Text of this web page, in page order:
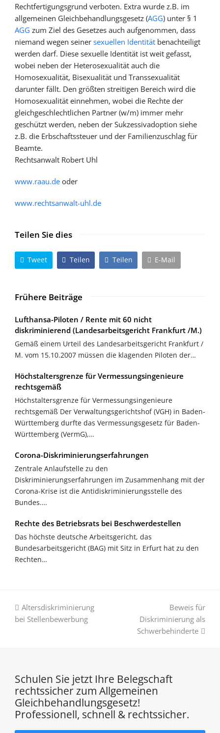
Rechtfertigungsgrund verboten. Extra wurde z.B. im
allgemeinen Gleichbehandlungsgesetz (AGG) unter § 1
AGG zum Ziel des Gesetzes auch aufgenommen, dass
niemand wegen seiner sexuellen Identität benachteiligt
werden darf. Diese sexuelle Identität ist weit gefasst,
wobei neben der Heterosexualität auch die
Homosexualität, Bisexualität und Transsexualität
darunter fällt. Den größten streitigen Bereich wird die
Homosexualität einnehmen, wobei die Rechte der
gleichgeschlechtlichen Partner (w/m) immer mehr
geschützt werden, neben der Sukzessivadoption siehe
z.B. die Erbschaftssteuer und der Familienzuschlag für
Beamte.
Rechtsanwalt Robert Uhl
www.raau.de oder
www.rechtsanwalt-uhl.de
Teilen Sie dies
Tweet Teilen Teilen E-Mail
Frühere Beiträge
Lufthansa-Piloten / Rente mit 60 nicht
diskriminierend (Landesarbeitsgericht Frankfurt /M.)
Gemäß einem Urteil des Landesarbeitsgericht Frankfurt /
M. vom 15.10.2007 müssen die klagenden Piloten der…
Höchstaltersgrenze für Vermessungsingenieure
rechtsgemäß
Höchstaltersgrenze für Vermessungsingenieure
rechtsgemäß Der Verwaltungsgerichtshof (VGH) in Baden-
Württemberg durfte das Vermessungsgesetz für Baden-
Württemberg (VermG),…
Corona-Diskriminierungserfahrungen
Zentrale Anlaufstelle zu den
Diskriminierungserfahrungen im Zusammenhang mit der
Corona-Krise ist die Antidiskriminierungsstelle des
Bundes.…
Rechte des Betriebsrats bei Beschwerdestellen
Das höchste deutsche Arbeitsgericht, das
Bundesarbeitsgericht (BAG) mit Sitz in Erfurt hat zu den
Rechten…
vorheriger
Beitrag:
Altersdiskriminierung
bei Stellenbewerbung
Nächster
Beitrag:
Beweis für
Diskriminierung als
Schwerbehinderte
Schulen Sie jetzt Ihre Belegschaft
rechtssicher zum Allgemeinen
Gleichbehandlungsgesetz!
Professionell, schnell & rechtssicher.